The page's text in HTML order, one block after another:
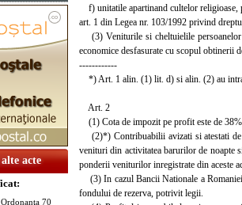
acte
70
f) unitatile apartinand cultelor religioase,
art. 1 din Legea nr. 103/1992 privind
(3) Veniturile si cheltuielile persoanelor
economice desfasurate cu scopul obtinerii
------------
*) Art. 1 alin. (1) lit. d) si alin. (2) au
Art. 2
(1) Cota de impozit pe profit este de
(2)*) Contribuabilii avizati si atestati
venituri din activitatea barurilor de noapte
ponderii veniturilor inregistrate din aceste
(3) In cazul Bancii Nationale a
fondului de rezerva, potrivit legii.